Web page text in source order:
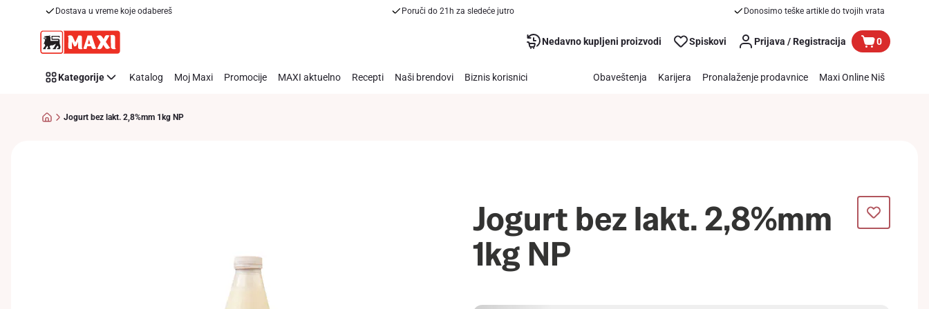
Dostava u vreme koje odabereš Poruči do 21h za sledeće jutro Donosimo teške artikle do tvojih vrata
Nedavno kupljeni proizvodi Spiskovi Prijava / Registracija 0
Kategorije Katalog Moj Maxi Promocije MAXI aktuelno Recepti Naši brendovi Biznis korisnici Obaveštenja Karijera Pronalaženje prodavnice Maxi Online Niš
Jogurt bez lakt. 2,8%mm 1kg NP
Jogurt bez lakt. 2,8%mm
1kg NP